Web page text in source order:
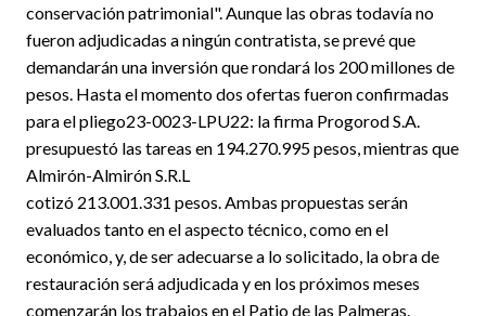
conservación patrimonial". Aunque las obras todavía no
fueron adjudicadas a ningún contratista, se prevé que
demandarán una inversión que rondará los 200 millones de
pesos. Hasta el momento dos ofertas fueron confirmadas
para el pliego23-0023-LPU22: la firma Progorod S.A.
presupuestó las tareas en 194.270.995 pesos, mientras que
Almirón-Almirón S.R.L
cotizó 213.001.331 pesos. Ambas propuestas serán
evaluados tanto en el aspecto técnico, como en el
económico, y, de ser adecuarse a lo solicitado, la obra de
restauración será adjudicada y en los próximos meses
comenzarán los trabajos en el Patio de las Palmeras.